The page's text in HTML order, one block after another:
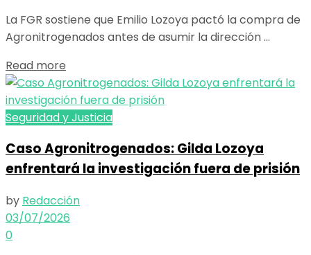
La FGR sostiene que Emilio Lozoya pactó la compra de
Agronitrogenados antes de asumir la dirección ...
Read more
Seguridad y Justicia
Caso Agronitrogenados: Gilda Lozoya
enfrentará la investigación fuera de prisión
by Redacción
03/07/2026
0